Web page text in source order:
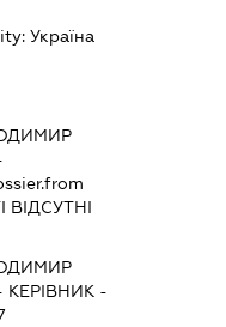
Україна
КЕРІВНИК -